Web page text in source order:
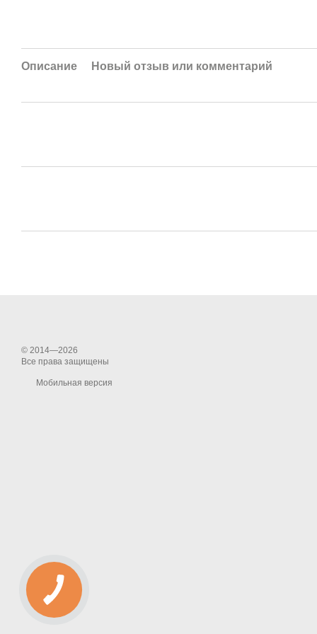
Описание Новый отзыв или комментарий
© 2014—2026
Все права защищены
Мобильная версия